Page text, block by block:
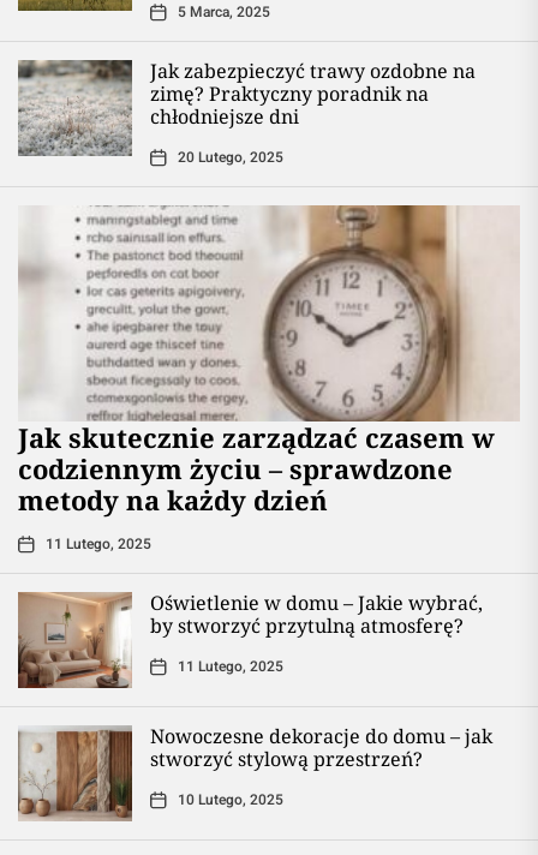
5 Marca, 2025
Jak zabezpieczyć trawy ozdobne na
zimę? Praktyczny poradnik na
chłodniejsze dni
20 Lutego, 2025
Jak skutecznie zarządzać czasem w
codziennym życiu – sprawdzone
metody na każdy dzień
11 Lutego, 2025
Oświetlenie w domu – Jakie wybrać,
by stworzyć przytulną atmosferę?
11 Lutego, 2025
Nowoczesne dekoracje do domu – jak
stworzyć stylową przestrzeń?
10 Lutego, 2025